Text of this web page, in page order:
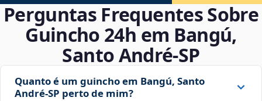
Perguntas Frequentes Sobre
Guincho 24h em Bangú,
Santo André‑SP
Quanto é um guincho em Bangú, Santo
André‑SP perto de mim?